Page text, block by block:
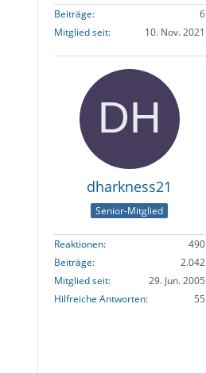
Beiträge
6
Mitglied seit
10. Nov. 2021
dharkness21
Senior-Mitglied
Reaktionen
490
Beiträge
2.042
Mitglied seit
29. Jun. 2005
Hilfreiche Antworten
55